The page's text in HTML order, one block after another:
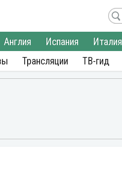
Англия Испания Италия
Трансляции ТВ-гид